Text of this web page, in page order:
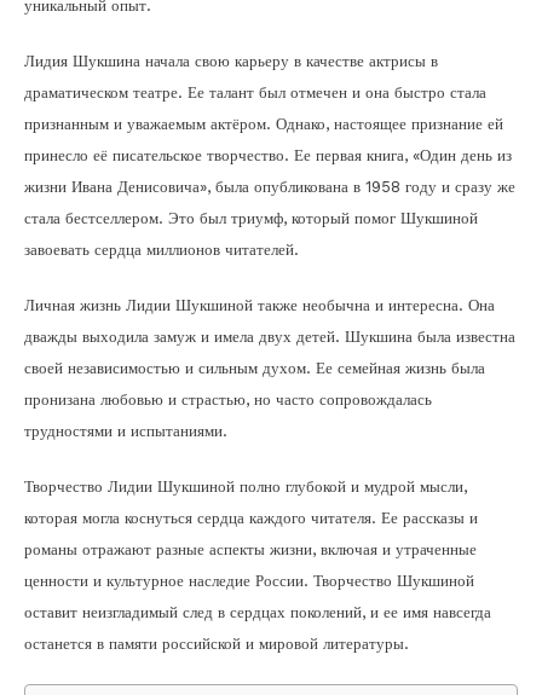
уникальный опыт.
Лидия Шукшина начала свою карьеру в качестве актрисы в
драматическом театре. Ее талант был отмечен и она быстро стала
признанным и уважаемым актёром. Однако, настоящее признание ей
принесло её писательское творчество. Ее первая книга, «Один день из
жизни Ивана Денисовича», была опубликована в 1958 году и сразу же
стала бестселлером. Это был триумф, который помог Шукшиной
завоевать сердца миллионов читателей.
Личная жизнь Лидии Шукшиной также необычна и интересна. Она
дважды выходила замуж и имела двух детей. Шукшина была известна
своей независимостью и сильным духом. Ее семейная жизнь была
пронизана любовью и страстью, но часто сопровождалась
трудностями и испытаниями.
Творчество Лидии Шукшиной полно глубокой и мудрой мысли,
которая могла коснуться сердца каждого читателя. Ее рассказы и
романы отражают разные аспекты жизни, включая и утраченные
ценности и культурное наследие России. Творчество Шукшиной
оставит неизгладимый след в сердцах поколений, и ее имя навсегда
останется в памяти российской и мировой литературы.